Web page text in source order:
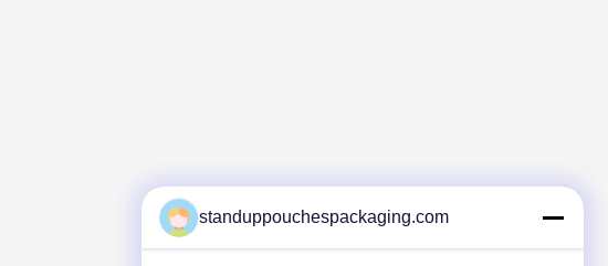
standuppouchespackaging.com